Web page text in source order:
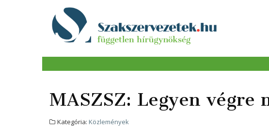
MASZSZ: Legyen
Kategória: Közlemények